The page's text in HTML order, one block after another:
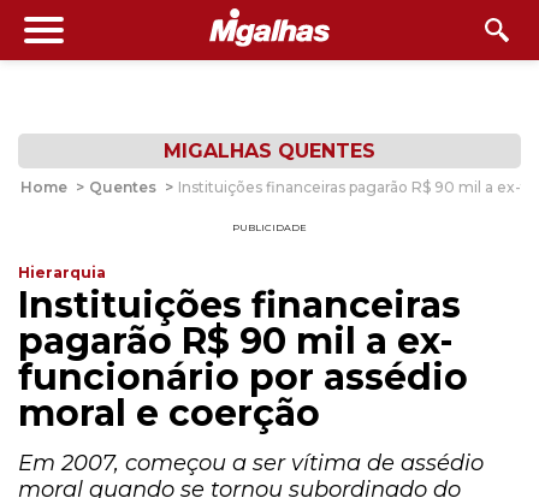
MIGALHAS QUENTES
Home > Quentes > Instituições financeiras pagarão R$ 90 mil a ex-
PUBLICIDADE
Hierarquia
Instituições financeiras
pagarão R$ 90 mil a ex-
funcionário por assédio
moral e coerção
Em 2007, começou a ser vítima de assédio
moral quando se tornou subordinado do